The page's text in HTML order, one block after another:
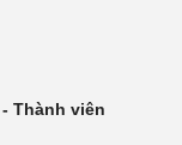
Thành viên